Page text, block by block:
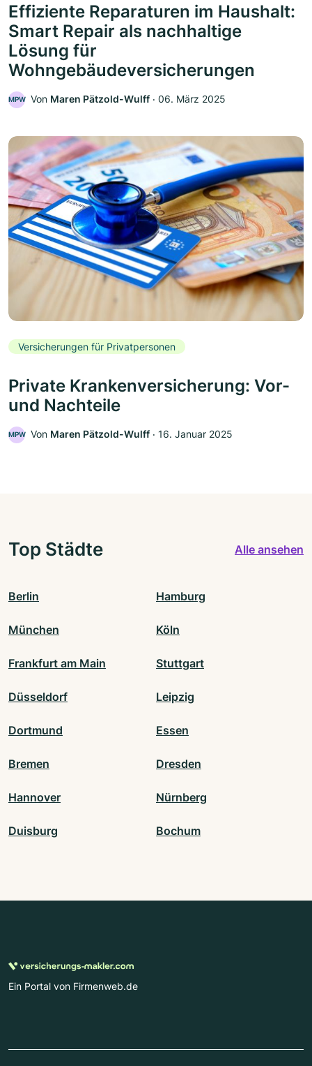
Effiziente Reparaturen im Haushalt:
Smart Repair als nachhaltige
Lösung für
Wohngebäudeversicherungen
MPW Von Maren Pätzold-Wulff ‧ 06. März 2025
Versicherungen für Privatpersonen
Private Krankenversicherung: Vor-
und Nachteile
MPW Von Maren Pätzold-Wulff ‧ 16. Januar 2025
Top Städte Alle ansehen
Berlin Hamburg
München Köln
Frankfurt am Main Stuttgart
Düsseldorf Leipzig
Dortmund Essen
Bremen Dresden
Hannover Nürnberg
Duisburg Bochum
Ein Portal von Firmenweb.de